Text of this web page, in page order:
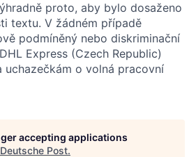
proto, aby bylo dosaženo
textu. V žádném případě
podmíněný nebo diskriminační
Express (Czech Republic)
uchazečkám o volná pracovní
accepting applications
Deutsche Post.